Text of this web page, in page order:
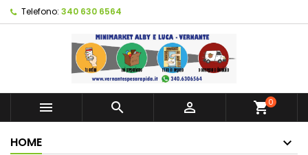
Telefono: 340 630 6564
   shopping_cart0
HOME